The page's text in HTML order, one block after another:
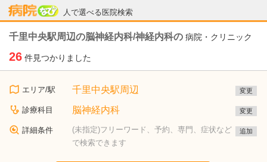
人で選べる医院検索
病院なび
千里中央駅周辺の脳神経内科/神経内科の 病院・クリニック
26 件見つかりました
エリア/駅 千里中央駅周辺 変更
診療科目 脳神経内科 変更
詳細条件
(未指定)フリーワード、予約、専門、症状など
で検索できます
追加